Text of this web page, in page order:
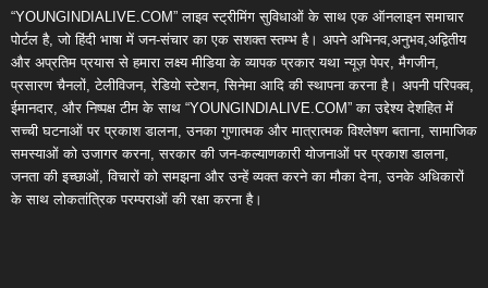
“YOUNGINDIALIVE.COM” लाइव स्ट्रीमिंग सुविधाओं के साथ एक ऑनलाइन समाचार
पोर्टल है, जो हिंदी भाषा में जन-संचार का एक सशक्त स्तम्भ है। अपने अभिनव,अनुभव,अद्वितीय
और अप्रतिम प्रयास से हमारा लक्ष्य मीडिया के व्यापक प्रकार यथा न्यूज़ पेपर, मैगजीन,
प्रसारण चैनलों, टेलीविजन, रेडियो स्टेशन, सिनेमा आदि की स्थापना करना है। अपनी परिपक्व,
ईमानदार, और निष्पक्ष टीम के साथ “YOUNGINDIALIVE.COM” का उद्देश्य देशहित में
सच्ची घटनाओं पर प्रकाश डालना, उनका गुणात्मक और मात्रात्मक विश्लेषण बताना, सामाजिक
समस्याओं को उजागर करना, सरकार की जन-कल्याणकारी योजनाओं पर प्रकाश डालना,
जनता की इच्छाओं, विचारों को समझना और उन्हें व्यक्त करने का मौका देना, उनके अधिकारों
के साथ लोकतांत्रिक परम्पराओं की रक्षा करना है।